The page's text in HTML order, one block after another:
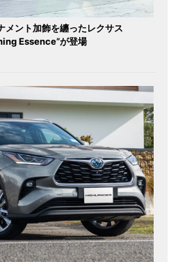
メント加飾を纏ったレクサス
Essence”が登場